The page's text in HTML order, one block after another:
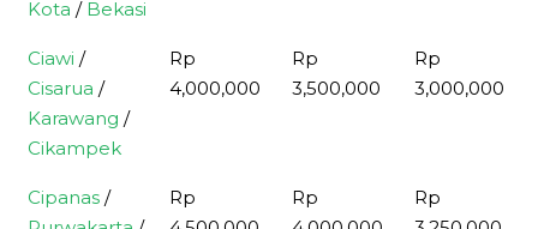
Kota / Bekasi
Ciawi /
Cisarua /
Karawang /
Cikampek
Rp
4,000,000
Rp
3,500,000
Rp
3,000,000
Cipanas /
Rp
Rp
Rp